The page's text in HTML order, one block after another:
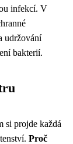
infekcí. V
udržování
bakterií.
si projde každá
Proč